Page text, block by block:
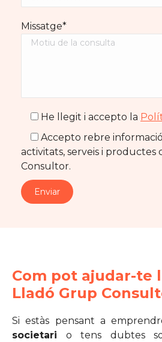
Missatge*
He llegit i accepto la
Accepto rebre
activitats, serveis i productes
Consultor.
Com pot ajudar-te
Lladó Grup
Si estàs pensant a
societari o tens dubtes